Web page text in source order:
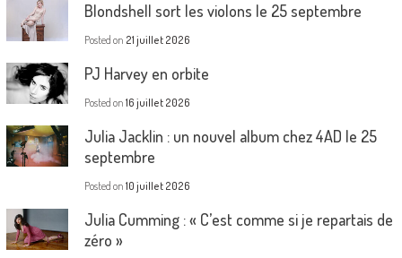
Blondshell sort les violons le 25 septembre
Posted on 21 juillet 2026
PJ Harvey en orbite
Posted on 16 juillet 2026
Julia Jacklin : un nouvel album chez 4AD le 25
septembre
Posted on 10 juillet 2026
Julia Cumming : « C’est comme si je repartais de
zéro »